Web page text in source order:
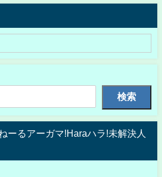
検索
ーるアーガマ!Haraハラ!未解決人